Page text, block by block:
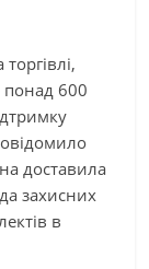
понад 600
доставила
захисних
в